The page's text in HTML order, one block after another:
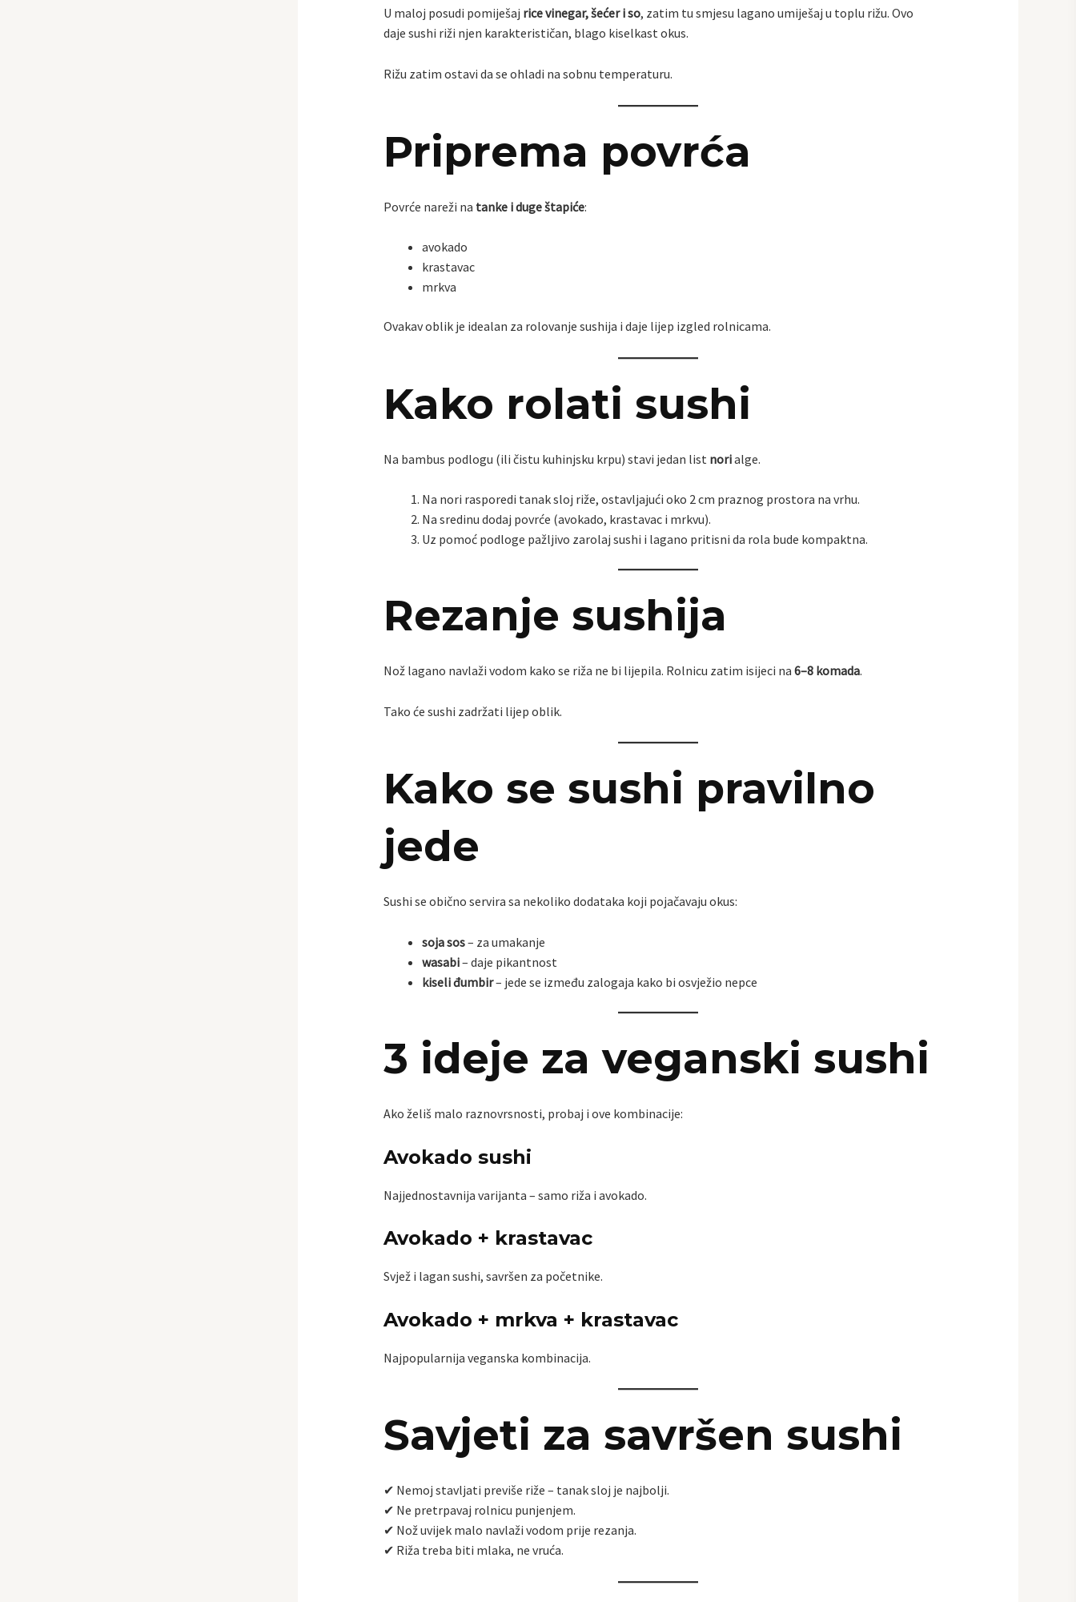
U maloj posudi pomiješaj rice vinegar, šećer i so, zatim tu smjesu lagano umiješaj u toplu rižu. Ovo
daje sushi riži njen karakterističan, blago kiselkast okus.
Rižu zatim ostavi da se ohladi na sobnu temperaturu.
Priprema povrća
Povrće nareži na tanke i duge štapiće:
avokado
krastavac
mrkva
Ovakav oblik je idealan za rolovanje sushija i daje lijep izgled rolnicama.
Kako rolati sushi
Na bambus podlogu (ili čistu kuhinjsku krpu) stavi jedan list norialge.
Na nori rasporedi tanak sloj riže, ostavljajući oko 2 cm praznog prostora na vrhu.
Na sredinu dodaj povrće (avokado, krastavac i mrkvu).
Uz pomoć podloge pažljivo zarolaj sushi i lagano pritisni da rola bude kompaktna.
Rezanje sushija
Nož lagano navlaži vodom kako se riža ne bi lijepila. Rolnicu zatim isijeci na 6–8 komada.
Tako će sushi zadržati lijep oblik.
Kako se sushi pravilno
jede
Sushi se obično servira sa nekoliko dodataka koji pojačavaju okus:
soja sos– za umakanje
wasabi– daje pikantnost
kiseli đumbir– jede se između zalogaja kako bi osvježio nepce
3 ideje za veganski sushi
Ako želiš malo raznovrsnosti, probaj i ove kombinacije:
Avokado sushi
Najjednostavnija varijanta – samo riža i avokado.
Avokado + krastavac
Svjež i lagan sushi, savršen za početnike.
Avokado + mrkva + krastavac
Najpopularnija veganska kombinacija.
Savjeti za savršen sushi
✔ Nemoj stavljati previše riže – tanak sloj je najbolji.
✔ Ne pretrpavaj rolnicu punjenjem.
✔ Nož uvijek malo navlaži vodom prije rezanja.
✔ Riža treba biti mlaka, ne vruća.